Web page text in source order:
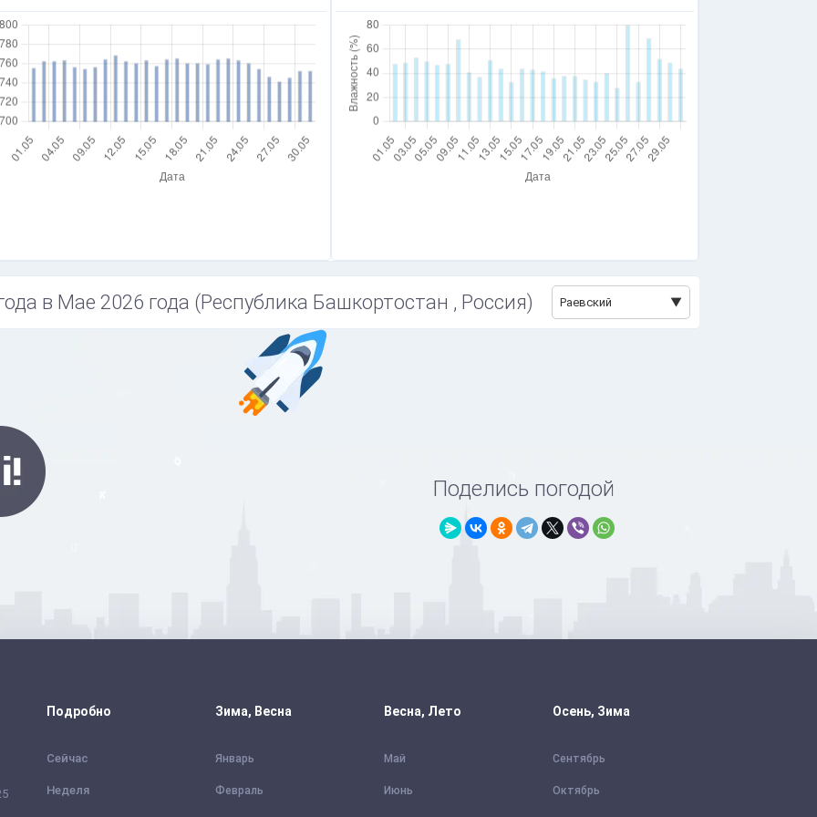
в Мае 2026 года (Республика Башкортостан , Россия) Раевский
Поделись погодой
Подробно
Сейчас
Неделя
Зима, Весна
Январь
Февраль
Весна, Лето
Май
Июнь
Осень, Зима
Сентябрь
Октябрь